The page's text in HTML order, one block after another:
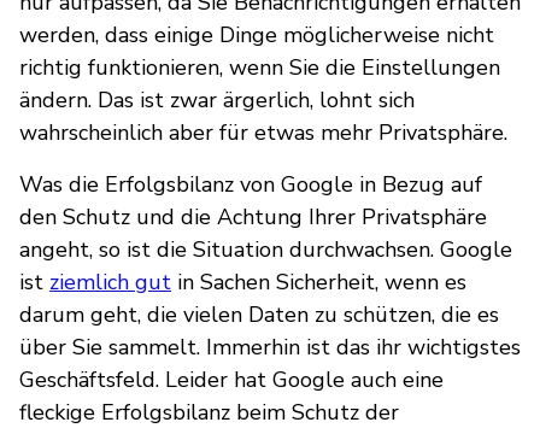
werden, dass einige Dinge möglicherweise nicht
richtig funktionieren, wenn Sie die Einstellungen
ändern. Das ist zwar ärgerlich, lohnt sich
wahrscheinlich aber für etwas mehr Privatsphäre.
Was die Erfolgsbilanz von Google in Bezug auf
den Schutz und die Achtung Ihrer Privatsphäre
angeht, so ist die Situation durchwachsen. Google
ist ziemlich gut in Sachen Sicherheit, wenn es
darum geht, die vielen Daten zu schützen, die es
über Sie sammelt. Immerhin ist das ihr wichtigstes
Geschäftsfeld. Leider hat Google auch eine
fleckige Erfolgsbilanz beim Schutz der